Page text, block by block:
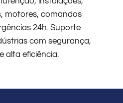
motores, comandos
24h. Suporte
com segurança,
alta eficiência.